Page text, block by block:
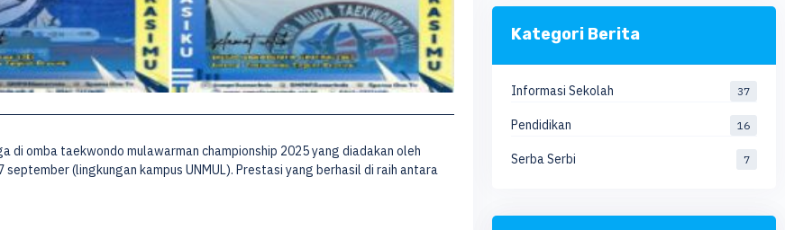
omba taekwondo mulawarman championship 2025 yang diadakan oleh
(lingkungan kampus UNMUL). Prestasi yang berhasil di raih antara
Kategori Berita
Informasi Sekolah 37
Pendidikan 16
Serba Serbi 7